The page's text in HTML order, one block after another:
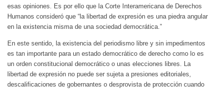
esas opiniones. Es por ello que la Corte Interamericana de Derechos
Humanos consideró que “la libertad de expresión es una piedra angular
en la existencia misma de una sociedad democrática.”
En este sentido, la existencia del periodismo libre y sin impedimentos
es tan importante para un estado democrático de derecho como lo es
un orden constitucional democrático o unas elecciones libres. La
libertad de expresión no puede ser sujeta a presiones editoriales,
descalificaciones de gobernantes o desprovista de protección cuando